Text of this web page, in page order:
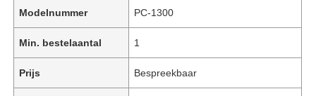
Modelnummer PC-1300
Min. bestelaantal 1
Prijs Bespreekbaar